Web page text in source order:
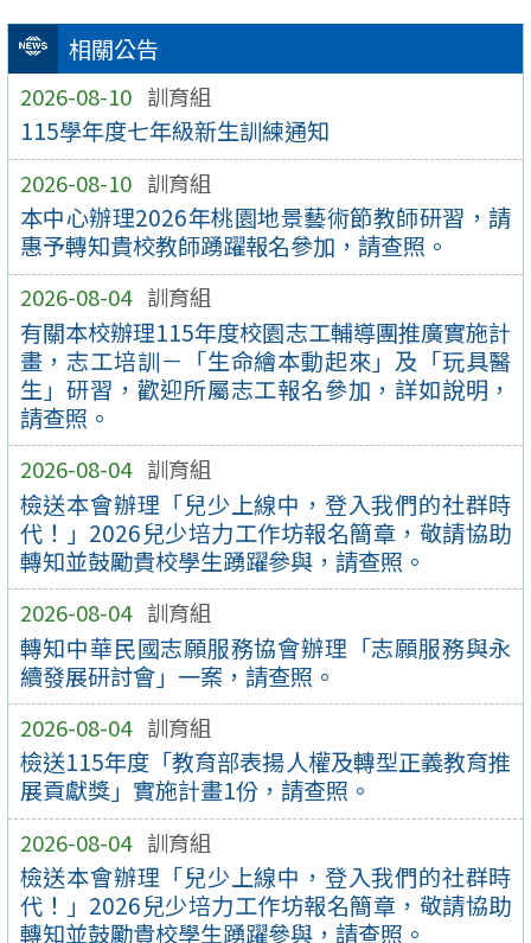
相關公告
2026-08-10 訓育組
115學年度七年級新生訓練通知
2026-08-10 訓育組
本中心辦理2026年桃園地景藝術節教師研習，請
惠予轉知貴校教師踴躍報名參加，請查照。
2026-08-04 訓育組
有關本校辦理115年度校園志工輔導團推廣實施計
畫，志工培訓－「生命繪本動起來」及「玩具醫
生」研習，歡迎所屬志工報名參加，詳如說明，
請查照。
2026-08-04 訓育組
檢送本會辦理「兒少上線中，登入我們的社群時
代！」2026兒少培力工作坊報名簡章，敬請協助
轉知並鼓勵貴校學生踴躍參與，請查照。
2026-08-04 訓育組
轉知中華民國志願服務協會辦理「志願服務與永
續發展研討會」一案，請查照。
2026-08-04 訓育組
檢送115年度「教育部表揚人權及轉型正義教育推
展貢獻獎」實施計畫1份，請查照。
2026-08-04 訓育組
檢送本會辦理「兒少上線中，登入我們的社群時
代！」2026兒少培力工作坊報名簡章，敬請協助
轉知並鼓勵貴校學生踴躍參與，請查照。